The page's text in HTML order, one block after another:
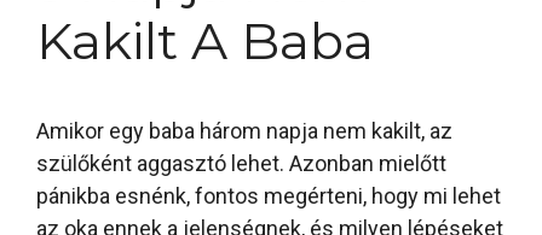
Kakilt A Baba
Amikor egy baba három napja nem kakilt, az
szülőként aggasztó lehet. Azonban mielőtt
pánikba esnénk, fontos megérteni, hogy mi lehet
az oka ennek a jelenségnek, és milyen lépéseket